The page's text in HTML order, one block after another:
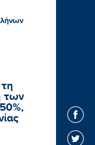
των